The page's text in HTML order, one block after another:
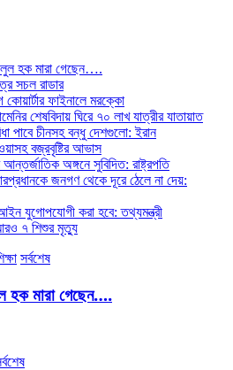
হক মারা গেছেন….
সচল রাডার
কোয়ার্টার ফাইনালে মরক্কো
শেষবিদায় ঘিরে ৭০ লাখ যাত্রীর যাতায়াত
পাবে চীনসহ বন্ধু দেশগুলো: ইরান
বজ্রবৃষ্টির আভাস
আন্তর্জাতিক অঙ্গনে সুবিদিত: রাষ্ট্রপতি
জনগণ থেকে দূরে ঠেলে না দেয়:
যুগোপযোগী করা হবে: তথ্যমন্ত্রী
৭ শিশুর মৃত্যু
সর্বশেষ
মারা গেছেন….